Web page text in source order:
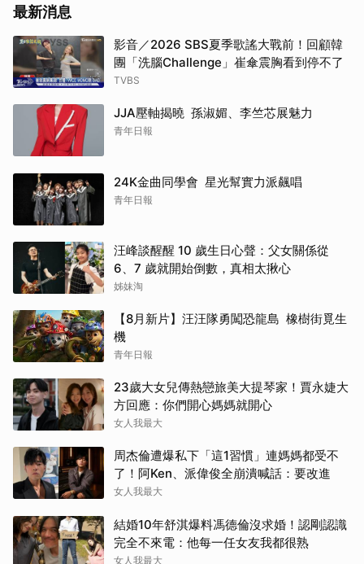
最新消息
影音／2026 SBS夏季歌謠大戰前！回顧韓
團「洗腦Challenge」崔傘震胸看到停不了
TVBS
JJA壓軸揭曉 孫淑媚、李竺芯展魅力
青年日報
24K金曲同學會 星光幫實力派飆唱
青年日報
汪峰談醒醒 10 歲生日心聲：父女關係從
6、7 歲就開始倒數，真相太揪心
姊妹淘
【8月新片】汪汪隊勇闖恐龍島 橡樹街覓生
機
青年日報
23歲大女兒傳熱戀旅美大提琴家！賈永婕大
方回應：你們開心媽媽就開心
女人我最大
周杰倫遭爆私下「這1習慣」連媽媽都受不
了！阿Ken、派偉俊全崩潰喊話：要改進
女人我最大
結婚10年舒淇爆料馮德倫沒求婚！認剛認識
完全不來電：他每一任女友我都很熟
女人我最大